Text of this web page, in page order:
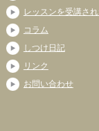
レッスンを受講さ
コラム
しつけ日記
リンク
お問い合わせ